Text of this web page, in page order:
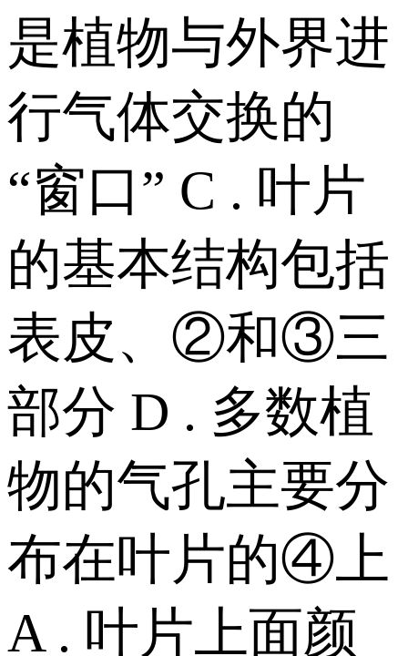
是植物与外界进
行气体交换的
“窗口” C . 叶片
的基本结构包括
表皮、②和③三
部分 D . 多数植
物的气孔主要分
布在叶片的④上
A . 叶片上面颜